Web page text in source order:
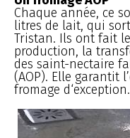
Chaque année, ce
litres de lait, qui
Tristan. Ils ont fait
production, la
des saint-nectaire
(AOP). Elle garantit
fromage d‘exception.